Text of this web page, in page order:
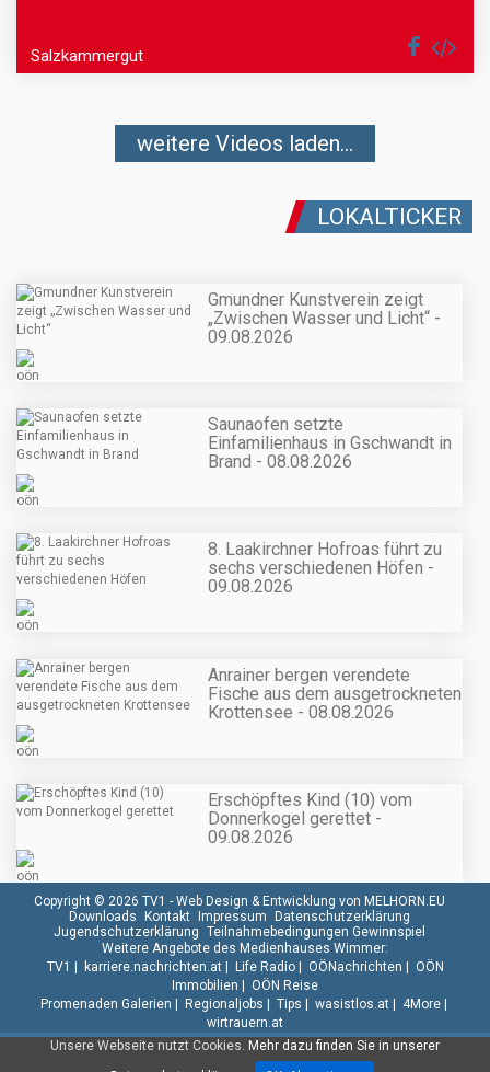
Salzkammergut
weitere Videos laden...
LOKALTICKER
Gmundner Kunstverein zeigt
„Zwischen Wasser und Licht“ -
09.08.2026
Saunaofen setzte
Einfamilienhaus in Gschwandt in
Brand - 08.08.2026
8. Laakirchner Hofroas führt zu
sechs verschiedenen Höfen -
09.08.2026
Anrainer bergen verendete
Fische aus dem ausgetrockneten
Krottensee - 08.08.2026
Erschöpftes Kind (10) vom
Donnerkogel gerettet -
09.08.2026
Unsere Webseite nutzt Cookies. Mehr dazu finden Sie in unserer
Copyright © 2026 TV1 - Web Design & Entwicklung von MELHORN.EU
Downloads
Kontakt Impressum
Datenschutzerklärung
Jugendschutzerklärung Teilnahmebedingungen Gewinnspiel
Weitere Angebote des Medienhauses Wimmer:
TV1
karriere.nachrichten.at| Life Radio| OÖNachrichten
OÖN
Immobilien
OÖN Reise
Promenaden Galerien
Regionaljobs Tips wasistlos.at| 4More|
wirtrauern.at